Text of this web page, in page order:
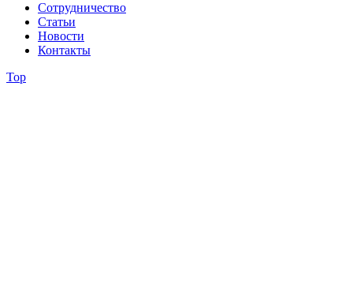
Сотрудничество
Статьи
Новости
Контакты
Top